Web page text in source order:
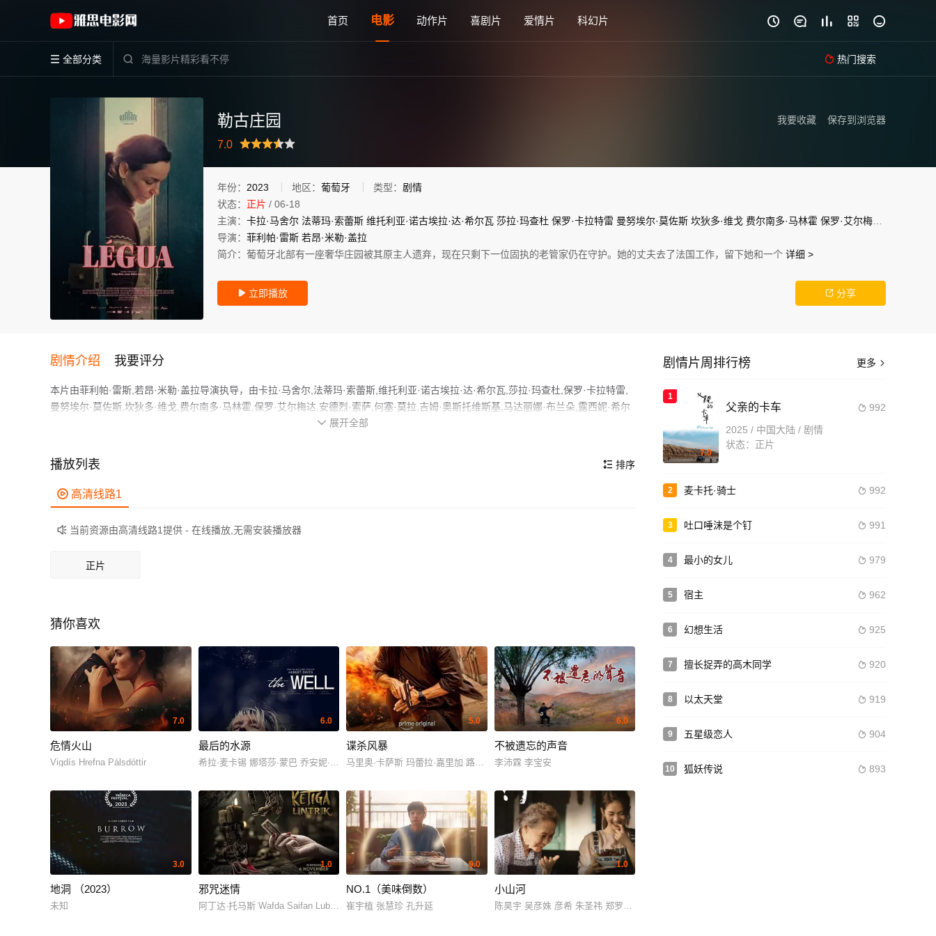
首页 电影 动作片 喜剧片 爱情片 科幻片     
 全部分类   热门搜索
《勒古庄园》(2023)葡萄牙葡萄牙语高清电影免费在线观看 - 雅思电影网
保存到浏览器
我要收藏
勒古庄园
7.0
推荐力荐
年份： 2023 地区： 葡萄牙 类型： 剧情
状态： 正片 / 06-18
主演： 卡拉·马舍尔 法蒂玛·索蕾斯 维托利亚·诺古埃拉·达·希尔瓦 莎拉·玛查杜 保罗·卡拉特雷 曼努埃尔·莫佐斯 坎狄多·维戈 费尔南多·马林霍 保罗·艾尔梅达
导演： 菲利帕·雷斯 若昂·米勒·盖拉
简介： 葡萄牙北部有一座奢华庄园被其原主人遗弃，现在只剩下一位固执的老管家仍在守护。她的丈夫去了法国工作，留下她和一个 详细 >
 立即播放  分享
剧情介绍 我要评分
本片由菲利帕·雷斯,若昂·米勒·盖拉导演执导，由卡拉·马舍尔,法蒂玛·索蕾斯,维托利亚·诺古埃拉·达·希尔瓦,莎拉·玛查杜,保罗·卡拉特雷,
曼努埃尔·莫佐斯,坎狄多·维戈,费尔南多·马林霍,保罗·艾尔梅达,安德烈·索萨,何塞·莫拉,吉姆·奥斯托维斯基,马达丽娜·布兰朵,露西妮·希尔
瓦等主演，故事情节跌岩起伏、扣人心弦，领广大剧情片爱好者和观众们都期待不已。
儿。庄园主人丢弃的旧地，象征着旧秩序的消失，其最后的守护者，是这位老仆人。她决定继续守护这座庄园，她相信主人最终会归来。
作为一部 上映的剧情电影，在当期同类题材影片中具有一定的看点，在演员表现和剧情架构上也都有不错的亮点，剧情紧凑，角色塑造
鲜明，适合喜欢剧情类电影的观众观看。
 展开全部
 排序
播放列表
 高清线路1
 当前资源由高清线路1提供 - 在线播放,无需安装播放器
正片
猜你喜欢
7.0
危情火山
Vigdís Hrefna Pálsdóttir
6.0
最后的水源
希拉·麦卡锡 娜塔莎·蒙巴 乔安妮·博兰德
5.0
谍杀风暴
马里奥·卡萨斯 玛蕾拉·嘉里加 路易斯·扎赫拉 诺拉·纳瓦斯 丹尼·德拉托雷
6.0
不被遗忘的声音
李沛霖 李宝安
3.0
地洞 （2023）
未知
1.0
邪咒迷情
阿丁达·托马斯 Wafda Saifan Lubis Aulia Sarah
9.0
NO.1（美味倒数）
崔宇植 张慧珍 孔升延
1.0
小山河
陈昊宇 吴彦姝 彦希 朱圣祎 郑罗茜 张铁林
更多 
剧情片周排行榜
1
7.0
 992
父亲的卡车
2025 / 中国大陆 / 剧情
状态：正片
2  992
麦卡托·骑士
3  991
吐口唾沫是个钉
4  979
最小的女儿
5  962
宿主
6  925
幻想生活
7  920
擅长捉弄的高木同学
8  919
以太天堂
9  904
五星级恋人
10  893
狐妖传说